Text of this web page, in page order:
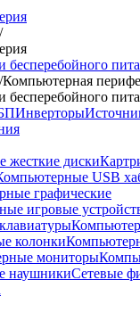
/
/Компьютерная
Инверторы
жесткие диски
USB
графические
игровые
колонки
мониторы
наушникиСетевые